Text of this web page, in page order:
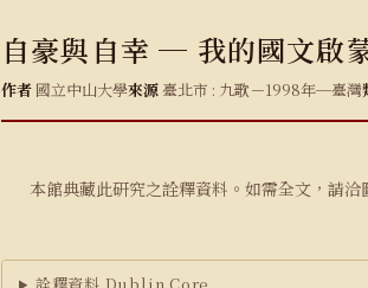
自豪與自幸 ─ 我的國文啟
作者 國立中山大學來源臺北市 : 九歌－1998年─臺灣
本館典藏此研究之詮釋資料。如需全文，請洽